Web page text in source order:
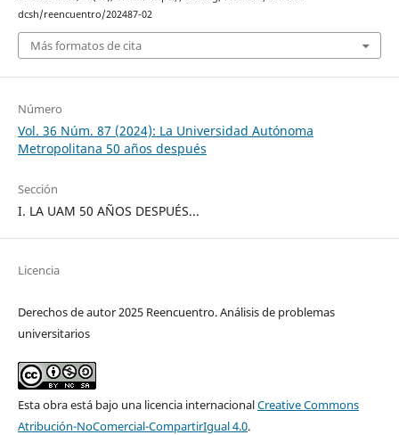
dcsh/reencuentro/202487-02
Más formatos de cita
Número
Vol. 36 Núm. 87 (2024): La Universidad Autónoma
Metropolitana 50 años después
Sección
I. LA UAM 50 AÑOS DESPUÉS...
Licencia
Derechos de autor 2025 Reencuentro. Análisis de problemas
universitarios
Esta obra está bajo una licencia internacionalCreative Commons
Atribución-NoComercial-CompartirIgual 4.0.